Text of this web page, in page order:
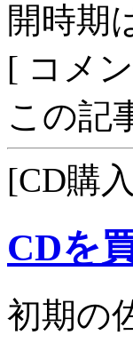
開時期
[ コメ
この記
[CD購
CDを
初期の